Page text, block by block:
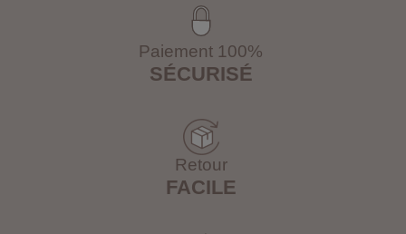
Paiement 100%
SÉCURISÉ
Retour
FACILE